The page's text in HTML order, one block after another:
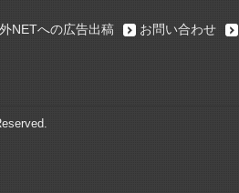
NETへの広告出稿 お問い合わせ